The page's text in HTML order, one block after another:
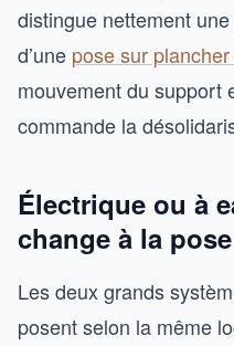
distingue nettement
d’une pose sur
mouvement du support
commande la
Électrique ou à
change à la pose
Les deux grands
posent selon la même